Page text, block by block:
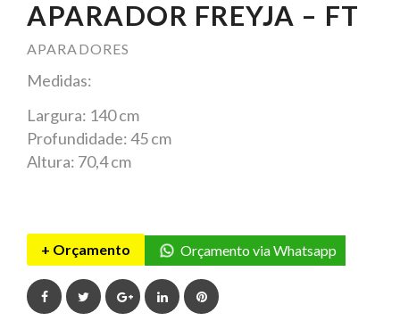
APARADOR FREYJA – FT
APARADORES
Medidas:
Largura: 140 cm
Profundidade: 45 cm
Altura: 70,4 cm
+ Orçamento Orçamento via Whatsapp
FacebookTwitterGoogle+LinkedInPinterest